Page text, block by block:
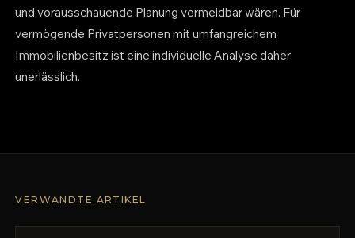
und vorausschauende Planung vermeidbar wären. Für
vermögende Privatpersonen mit umfangreichem
Immobilienbesitz ist eine individuelle Analyse daher
unerlässlich.
VERWANDTE ARTIKEL